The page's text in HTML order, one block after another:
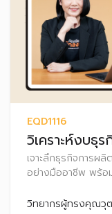
EQD1116
วิเคราะห์งบธุ
เจาะลึกธุรกิจการผลิ
อย่างมืออาชีพ พร้อ
ธุรกิจการผลิต
วิทยากรผู้ทรงคุณ